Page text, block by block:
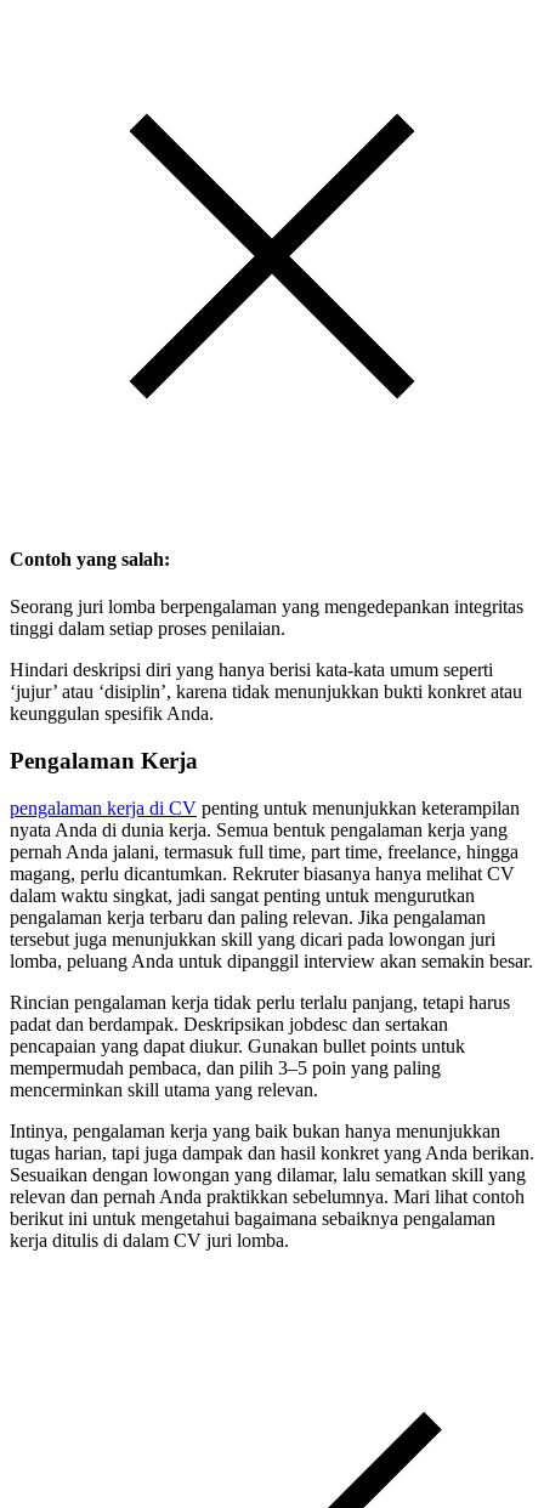
Contoh yang salah:
Seorang juri lomba berpengalaman yang mengedepankan integritas
tinggi dalam setiap proses penilaian.
Hindari deskripsi diri yang hanya berisi kata-kata umum seperti
‘jujur’ atau ‘disiplin’, karena tidak menunjukkan bukti konkret atau
keunggulan spesifik Anda.
Pengalaman Kerja
pengalaman kerja di CV penting untuk menunjukkan keterampilan
nyata Anda di dunia kerja. Semua bentuk pengalaman kerja yang
pernah Anda jalani, termasuk full time, part time, freelance, hingga
magang, perlu dicantumkan. Rekruter biasanya hanya melihat CV
dalam waktu singkat, jadi sangat penting untuk mengurutkan
pengalaman kerja terbaru dan paling relevan. Jika pengalaman
tersebut juga menunjukkan skill yang dicari pada lowongan juri
lomba, peluang Anda untuk dipanggil interview akan semakin besar.
Rincian pengalaman kerja tidak perlu terlalu panjang, tetapi harus
padat dan berdampak. Deskripsikan jobdesc dan sertakan
pencapaian yang dapat diukur. Gunakan bullet points untuk
mempermudah pembaca, dan pilih 3–5 poin yang paling
mencerminkan skill utama yang relevan.
Intinya, pengalaman kerja yang baik bukan hanya menunjukkan
tugas harian, tapi juga dampak dan hasil konkret yang Anda berikan.
Sesuaikan dengan lowongan yang dilamar, lalu sematkan skill yang
relevan dan pernah Anda praktikkan sebelumnya. Mari lihat contoh
berikut ini untuk mengetahui bagaimana sebaiknya pengalaman
kerja ditulis di dalam CV juri lomba.